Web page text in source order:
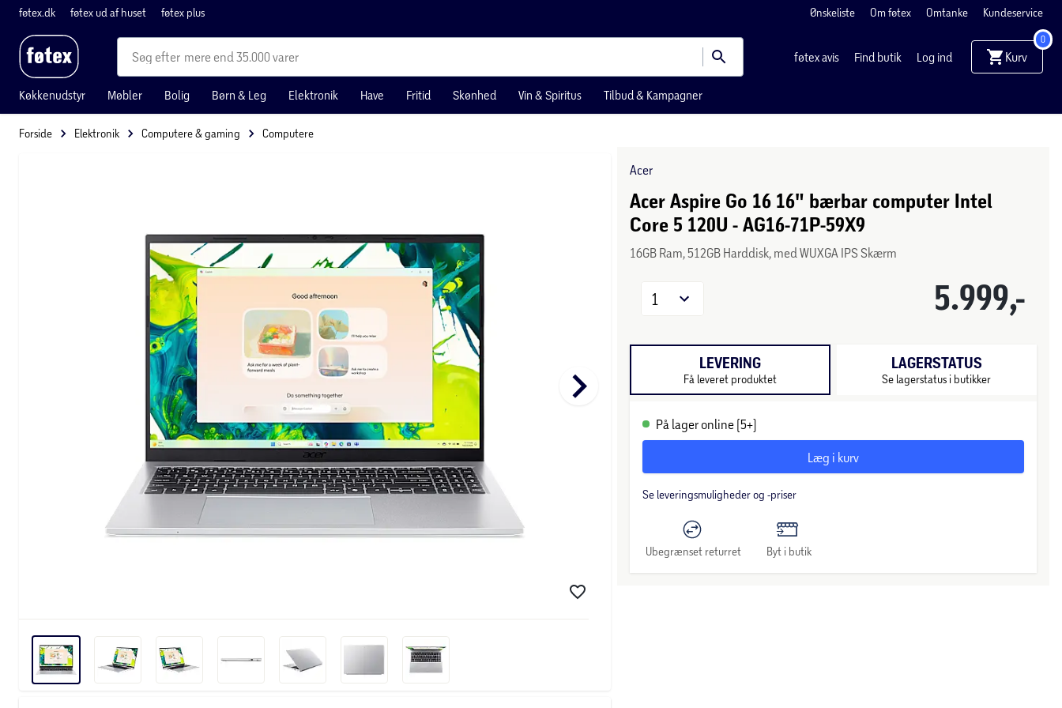
føtex.dk føtex ud af huset føtex plus Ønskeliste Om føtex Omtanke Kundeservice
mere end 35.000 varer føtex avis Find butik Log ind Kurv
0
Køkkenudstyr Møbler Bolig Børn & Leg Elektronik Have Fritid Skønhed Vin & Spiritus Tilbud & Kampagner
Forside Elektronik Computere & gaming Computere
keyboard_arrow_right
Acer
Acer Aspire Go 16 16" bærbar computer Intel
Core 5 120U - AG16-71P-59X9
16GB Ram, 512GB Harddisk, med WUXGA IPS Skærm
5.999,-
1
LEVERING
Få leveret produktet
LAGERSTATUS
Se lagerstatus i butikker
På lager online (5+)
Læg i kurv
Se leveringsmuligheder og -priser
Ubegrænset returret Byt i butik